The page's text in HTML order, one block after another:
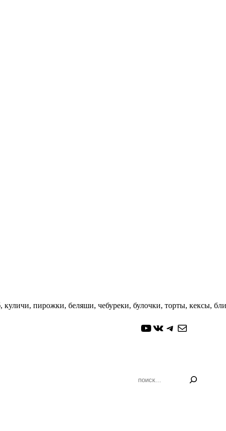
пирожки, беляши, чебуреки, булочки, торты, кексы,
YouTube
ВКонтакте
Telegram
Почта